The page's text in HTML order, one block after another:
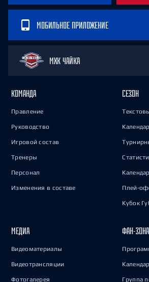
МОБИЛЬНОЕ ПРИЛОЖЕНИЕ
МХК ЧАЙКА
КОМАНДА
Правление
Руководство
Игровой состав
Тренеры
Персонал
Изменения в составе
СЕЗОН
Плей-
Кубок
МЕДИА
Видеоматериалы
Видеотрансляции
Фотогалерея
ФАН-ЗОНА
Группа